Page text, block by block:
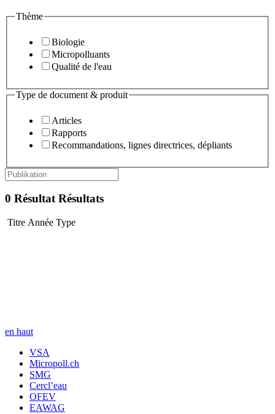
Thème
Biologie
Micropolluants
Qualité de l'eau
Type de document & produit
Articles
Rapports
Recommandations, lignes directrices, dépliants
0 RésultatRésultats
Titre Année Type
en haut
VSA
Micropoll.ch
SMG
Cercl’eau
OFEV
EAWAG